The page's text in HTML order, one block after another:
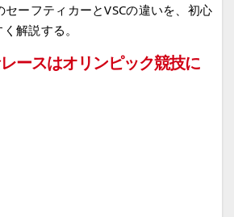
セーフティカーとVSCの違いを、初心
解説する。
ースはオリンピック競技に